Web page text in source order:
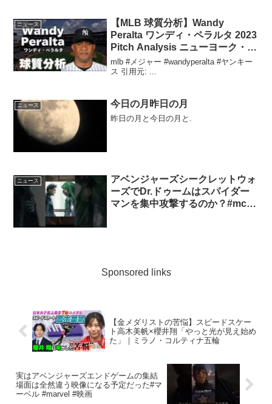
魚雷】通販HP→店舗（高円寺店）情報〒
166-0003東京都杉...
ニュース
【MLB 球質分析】Wandy
Peralta ワンディ・ペラルタ 2023
Pitch Analysis ニューヨーク・ヤ
ンキース NewYork Yankees
mlb #メジャー #wandyperalta #ヤンキー
ス 引用元: ...
ニュース 今日の月昨日の月
昨日の月と今日の月と.
ニュース
アベンジャーズシークレットウォ
ーズでDr.ドゥームはスパイダー
マンを集中攻撃するのか？#mcu
Sponsored links
【金メダリストの苦悩】スピードスケー
ト高木美帆×櫻井翔「やっと光が見え始め
た」｜ミラノ・コルティナ五輪
実はアベンジャーズエンドゲームの集結
場面は全然違う映像になる予定だった#マ
ーベル #marvel #映画